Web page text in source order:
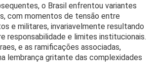
o Brasil enfrentou variantes
com momentos de tensão entre
e militares, invariavelmente resultando
responsabilidade e limites institucionais.
e as ramificações associadas,
lembrança gritante das complexidades